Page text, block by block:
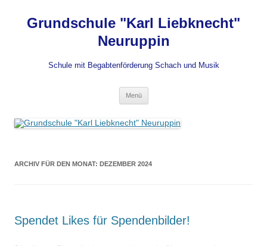
Grundschule "Karl Liebknecht"
Neuruppin
Schule mit Begabtenförderung Schach und Musik
Menü
ARCHIV FÜR DEN MONAT: DEZEMBER 2024
Spendet Likes für Spendenbilder!